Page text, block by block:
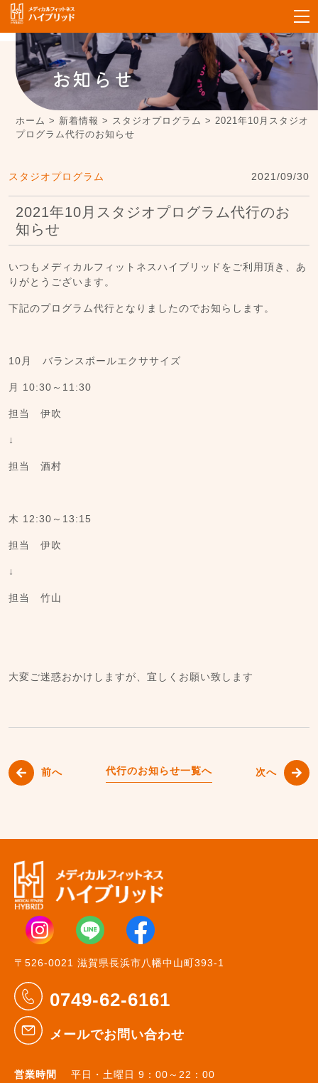
お知らせ
ホーム > 新着情報 > スタジオプログラム >2021年10月スタジオ
プログラム代行のお知らせ
スタジオプログラム 2021/09/30
2021年10月スタジオプログラム代行のお
知らせ
いつもメディカルフィットネスハイブリッドをご利用頂き、あ
りがとうございます。
下記のプログラム代行となりましたのでお知らします。
10月 バランスボールエクササイズ
月 10:30～11:30
担当 伊吹
↓
担当 酒村
木 12:30～13:15
担当 伊吹
↓
担当 竹山
大変ご迷惑おかけしますが、宜しくお願い致します
前へ 次へ
代行のお知らせ一覧へ
〒526-0021 滋賀県長浜市八幡中山町393-1
0749-62-6161
メールでお問い合わせ
営業時間
平日・土曜日 9：00～22：00